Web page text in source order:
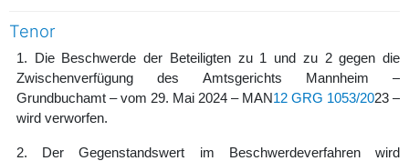
Tenor
1. Die Beschwerde der Beteiligten zu 1 und zu 2 gegen die
Zwischenverfügung des Amtsgerichts Mannheim –
Grundbuchamt – vom 29. Mai 2024 – MAN12 GRG 1053/2023 –
wird verworfen.
2. Der Gegenstandswert im Beschwerdeverfahren wird